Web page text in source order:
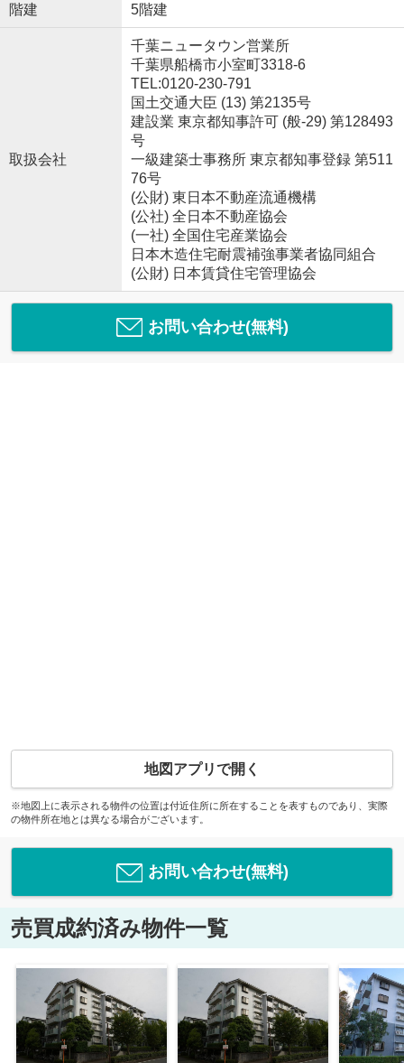
階建 5階建
取扱会社
千葉ニュータウン営業所
千葉県船橋市小室町3318-6
TEL:0120-230-791
国土交通大臣 (13) 第2135号
建設業 東京都知事許可 (般-29) 第128493
号
一級建築士事務所 東京都知事登録 第511
76号
(公財) 東日本不動産流通機構
(公社) 全日本不動産協会
(一社) 全国住宅産業協会
日本木造住宅耐震補強事業者協同組合
(公財) 日本賃貸住宅管理協会
お問い合わせ(無料)
地図アプリで開く
※地図上に表示される物件の位置は付近住所に所在することを表すものであり、実際
の物件所在地とは異なる場合がございます。
お問い合わせ(無料)
売買成約済み物件一覧